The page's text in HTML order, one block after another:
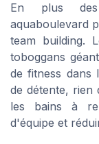
En plus
aquaboulevard
team building.
toboggans
de fitness dans
de détente, rien
les bains à
d'équipe et